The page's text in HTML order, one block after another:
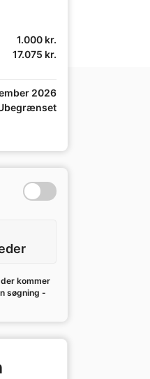
1.000 kr.
17.075 kr.
2026
kommer
søgning -